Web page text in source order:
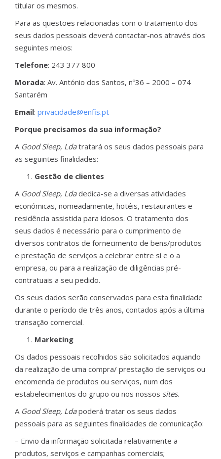
titular os mesmos.
Para as questões relacionadas com o tratamento dos
seus dados pessoais deverá contactar-nos através dos
seguintes meios:
Telefone: 243 377 800
Morada: Av. António dos Santos, nº36 – 2000 – 074
Santarém
Email: privacidade@enfis.pt
Porque precisamos da sua informação?
A Good Sleep, Ldatratará os seus dados pessoais para
as seguintes finalidades:
Gestão de clientes
AGood Sleep, Ldadedica-se a diversas atividades
económicas, nomeadamente, hotéis, restaurantes e
residência assistida para idosos. O tratamento dos
seus dados é necessário para o cumprimento de
diversos contratos de fornecimento de bens/produtos
e prestação de serviços a celebrar entre si e o a
empresa, ou para a realização de diligências pré-
contratuais a seu pedido.
Os seus dados serão conservados para esta finalidade
durante o período de três anos, contados após a última
transação comercial.
Marketing
Os dados pessoais recolhidos são solicitados aquando
da realização de uma compra/ prestação de serviços ou
encomenda de produtos ou serviços, num dos
estabelecimentos do grupo ou nos nossos sites.
A Good Sleep, Ldapoderá tratar os seus dados
pessoais para as seguintes finalidades de comunicação:
– Envio da informação solicitada relativamente a
produtos, serviços e campanhas comerciais;